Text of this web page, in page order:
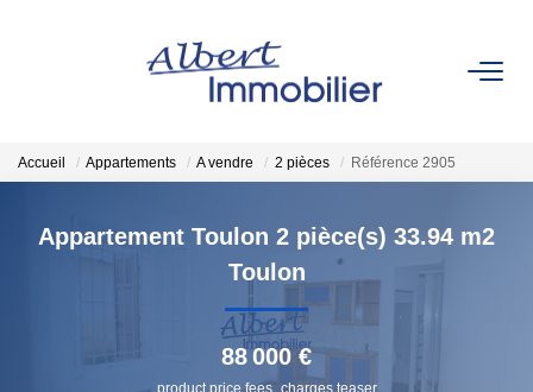
ESTIMATION
GESTION LOCATIVE
Accueil Appartements A vendre 2 pièces Référence 2905
Appartement Toulon 2 pièce(s) 33.94 m2
Toulon
88 000 €
product.price.fees_charges.teaser